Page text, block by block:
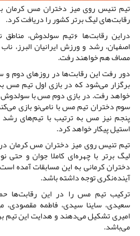
تیم تنیس روی میز دختران مس کرمان
رقابت‌های لیگ برتر کشور را دریافت کرد.
دراین رقابت‌ها 6تیم
اصفهان، رشد و ورزش ایرانیان البرز،
مصاف هم خواهند رفت.
دور رفت این رقابت‌ها در روزهای دوم و
برگزار می‌شود که در بازی اول تیم مس
خواهد رفت. در بازی دوم مس با سولدوش
سوم دختران تیم مس با نامی‌نو بازی
پنجم نیز مس به ترتیب با تیم‌های رشد
استیل پیکار خواهد کرد.
تیم تنیس روی میز دختران مس کرمان
لیگ برتر با چهره‌ای کاملا جوان و حتی
دختران کرمانی به این مسابقات آمده
آینده‌نگری توجه داشته باشد.
ترکیب تیم مس را در این رقابت‌ها
سعیدی، ساینا سیدی، فاطمه مقصودی،
امیری تشکیل می‌دهند و هدایت این تیم
می‌باشد.